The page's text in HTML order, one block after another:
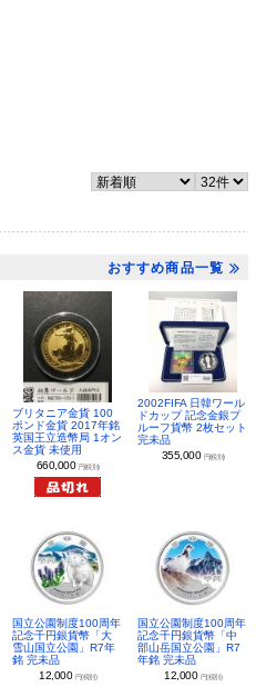
おすすめ商品一覧
ブリタニア金貨 100
ポンド金貨 2017年銘
英国王立造幣局 1オン
ス金貨 未使用
660,000 円(税別)
2002FIFA 日韓ワール
ドカップ 記念金銀プ
ルーフ貨幣 2枚セット
完未品
355,000 円(税別)
国立公園制度100周年
記念千円銀貨幣「大
雪山国立公園」R7年
銘 完未品
12,000 円(税別)
国立公園制度100周年
記念千円銀貨幣「中
部山岳国立公園」R7
年銘 完未品
12,000 円(税別)